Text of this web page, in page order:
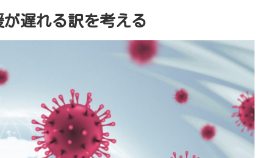
遅れる訳を考える